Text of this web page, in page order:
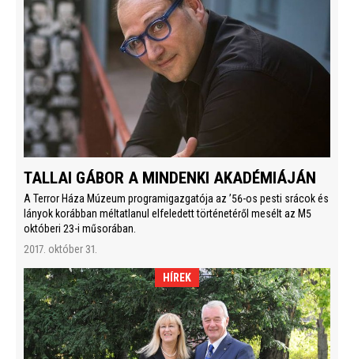
TALLAI GÁBOR A MINDENKI AKADÉMIÁJÁN
A Terror Háza Múzeum programigazgatója az ’56-os pesti srácok és
lányok korábban méltatlanul elfeledett történetéről mesélt az M5
októberi 23-i műsorában.
2017. október 31.
HÍREK